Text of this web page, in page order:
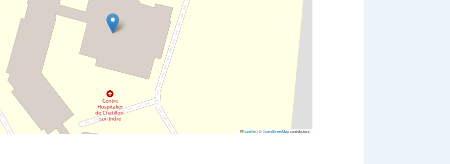
Leaflet|©OpenStreetMapcontributors